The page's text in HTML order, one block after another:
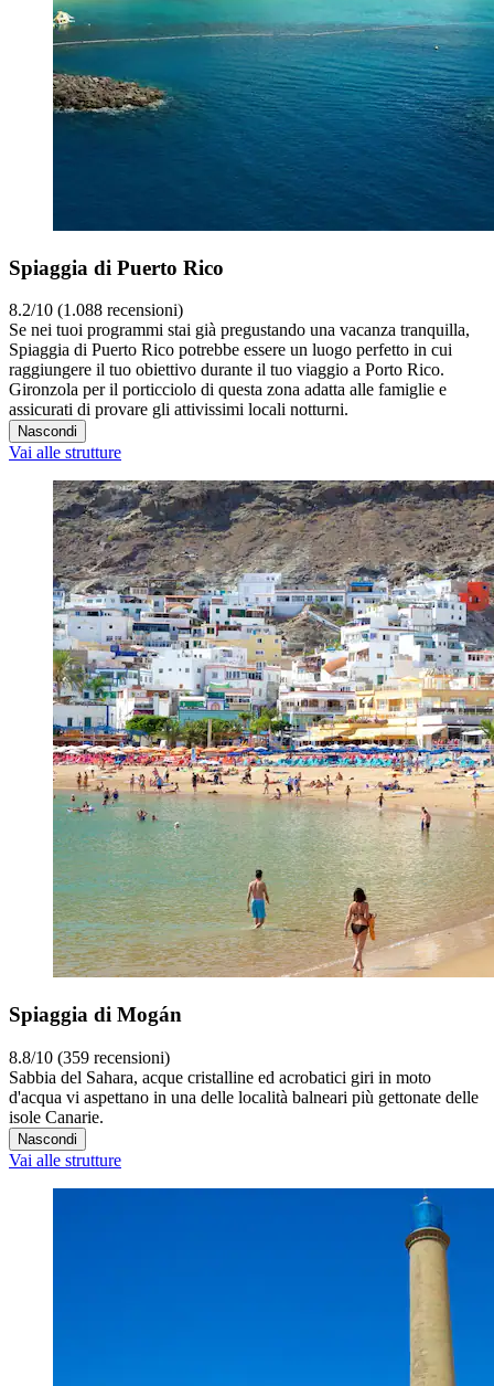
Spiaggia di Puerto Rico
8.2/10 (1.088 recensioni)
Se nei tuoi programmi stai già pregustando una vacanza tranquilla,
Spiaggia di Puerto Rico potrebbe essere un luogo perfetto in cui
raggiungere il tuo obiettivo durante il tuo viaggio a Porto Rico.
Gironzola per il porticciolo di questa zona adatta alle famiglie e
assicurati di provare gli attivissimi locali notturni.
Nascondi
Vai alle strutture
Spiaggia di Mogán
8.8/10 (359 recensioni)
Sabbia del Sahara, acque cristalline ed acrobatici giri in moto
d'acqua vi aspettano in una delle località balneari più gettonate delle
isole Canarie.
Nascondi
Vai alle strutture